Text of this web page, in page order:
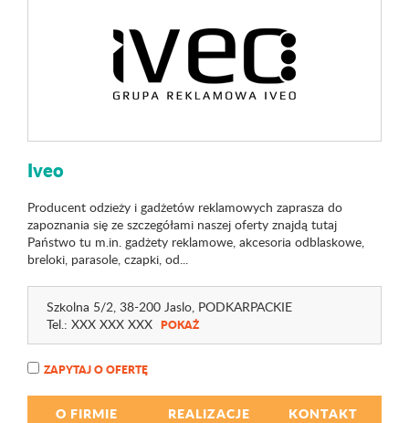
Iveo
Producent odzieży i gadżetów reklamowych zaprasza do
zapoznania się ze szczegółami naszej oferty znajdą tutaj
Państwo tu m.in. gadżety reklamowe, akcesoria odblaskowe,
breloki, parasole, czapki, od...
Szkolna 5/2, 38-200 Jaslo, PODKARPACKIE
Tel.: XXX XXX XXX POKAŻ
ZAPYTAJ O OFERTĘ
O FIRMIE REALIZACJE KONTAKT